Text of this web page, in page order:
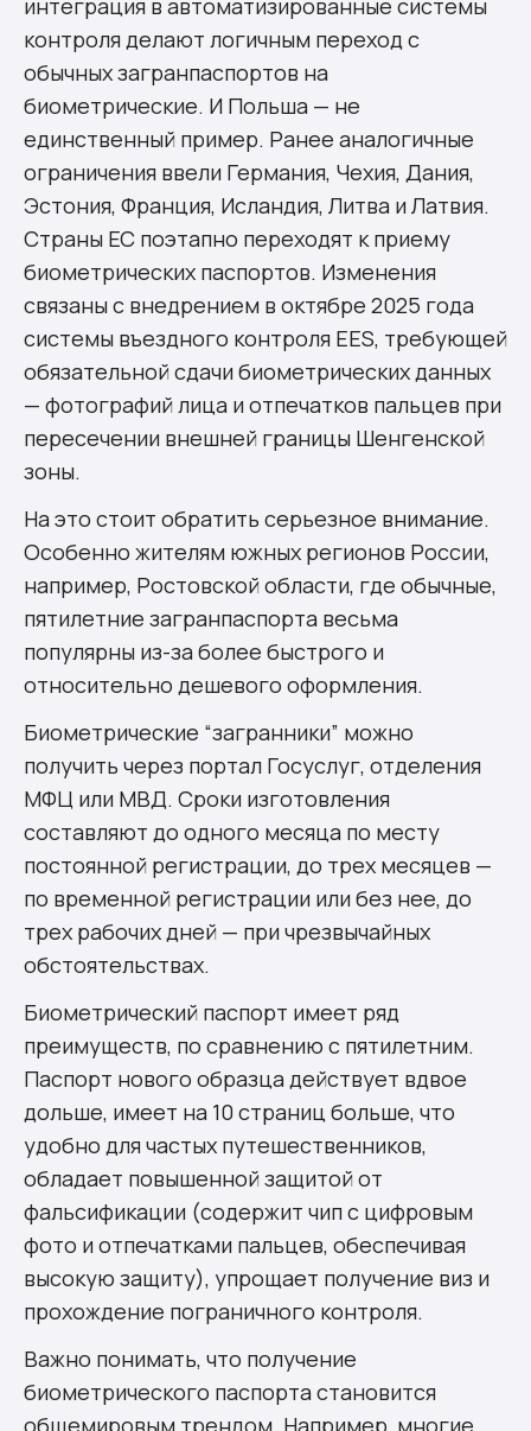
интеграция в автоматизированные системы
контроля делают логичным переход с
обычных загранпаспортов на
биометрические. И Польша — не
единственный пример. Ранее аналогичные
ограничения ввели Германия, Чехия, Дания,
Эстония, Франция, Исландия, Литва и Латвия.
Страны ЕС поэтапно переходят к приему
биометрических паспортов. Изменения
связаны с внедрением в октябре 2025 года
системы въездного контроля EES, требующей
обязательной сдачи биометрических данных
— фотографий лица и отпечатков пальцев при
пересечении внешней границы Шенгенской
зоны.
На это стоит обратить серьезное внимание.
Особенно жителям южных регионов России,
например, Ростовской области, где обычные,
пятилетние загранпаспорта весьма
популярны из-за более быстрого и
относительно дешевого оформления.
Биометрические “загранники” можно
получить через портал Госуслуг, отделения
МФЦ или МВД. Сроки изготовления
составляют до одного месяца по месту
постоянной регистрации, до трех месяцев —
по временной регистрации или без нее, до
трех рабочих дней — при чрезвычайных
обстоятельствах.
Биометрический паспорт имеет ряд
преимуществ, по сравнению с пятилетним.
Паспорт нового образца действует вдвое
дольше, имеет на 10 страниц больше, что
удобно для частых путешественников,
обладает повышенной защитой от
фальсификации (содержит чип с цифровым
фото и отпечатками пальцев, обеспечивая
высокую защиту), упрощает получение виз и
прохождение пограничного контроля.
Важно понимать, что получение
биометрического паспорта становится
общемировым трендом. Например, многие